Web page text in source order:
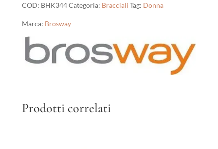
COD: BHK344Categoria: Bracciali Tag: Donna
Marca: Brosway
Prodotti correlati